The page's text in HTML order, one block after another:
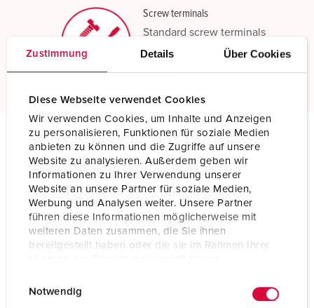
Zustimmung Details Über Cookies
Diese Webseite verwendet Cookies
Wir verwenden Cookies, um Inhalte und Anzeigen
zu personalisieren, Funktionen für soziale Medien
anbieten zu können und die Zugriffe auf unsere
Website zu analysieren. Außerdem geben wir
Informationen zu Ihrer Verwendung unserer
Website an unsere Partner für soziale Medien,
Werbung und Analysen weiter. Unsere Partner
führen diese Informationen möglicherweise mit
weiteren Daten zusammen, die Sie ihnen
bereitgestellt haben oder die sie im Rahmen Ihrer
Notwendig
Screw terminals
Standard screw terminals
Technical specifications
Wall mounted receptacle DUO 7612
Ampere 32 A
Poles 3 p
Clock position